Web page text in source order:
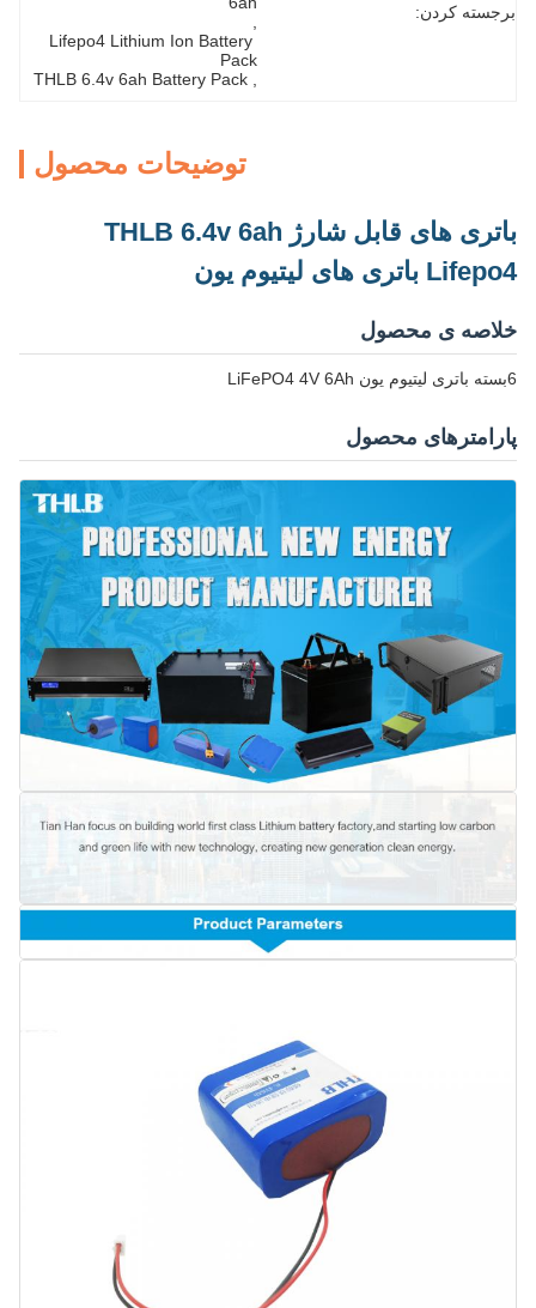
برجسته کردن:
Lifepo4 Lithium Ion Battery
Pack
THLB 6.4v 6ah Battery Pack
توضیحات محصول
باتری های قابل شارژ THLB 6.4v 6ah
Lifepo4 باتری های لیتیوم یون
خلاصه ی محصول
6بسته باتری لیتیوم یون LiFePO4 4V 6Ah
پارامترهای محصول